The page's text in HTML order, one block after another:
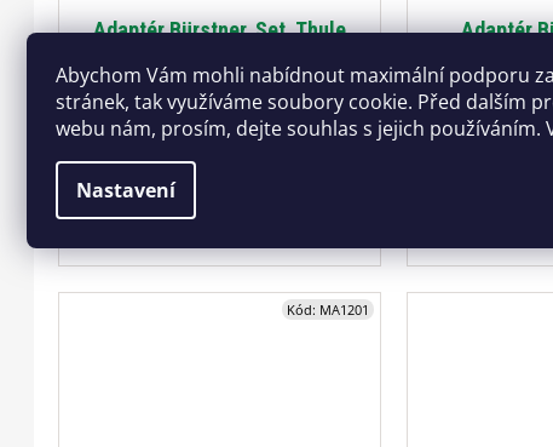
Abychom Vám mohli nabídnout maximální podporu
stránek, tak využíváme soubory cookie. Před dalším
webu nám, prosím, dejte souhlas s jejich používáním.
Nastavení
Adaptér Bürstner, Set, Thule
Skladem u dodavatele
3 249 Kč
Adaptér Bürstner, Set, Thule
Adaptér
Adaptér
Kód: MA1201